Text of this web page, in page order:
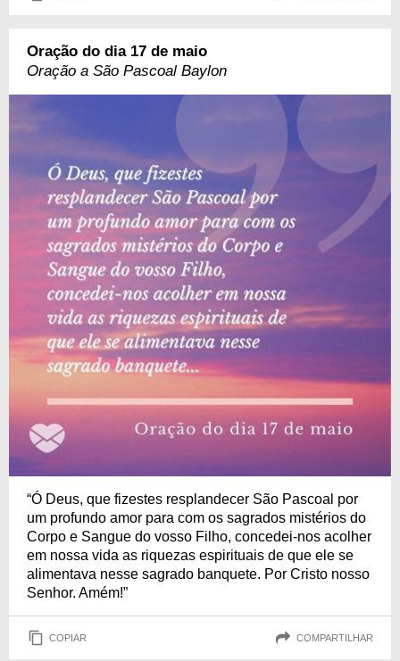
Oração do dia 17 de maio
Oração a São Pascoal Baylon
“Ó Deus, que fizestes resplandecer São Pascoal por
um profundo amor para com os sagrados mistérios do
Corpo e Sangue do vosso Filho, concedei-nos acolher
em nossa vida as riquezas espirituais de que ele se
alimentava nesse sagrado banquete. Por Cristo nosso
Senhor. Amém!”
COPIAR COMPARTILHAR